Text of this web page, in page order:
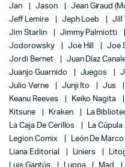
Jan
Jason Jean Giraud
Jeff Lemire
Jeph Loeb Jill
Jim Starlin
Jimmy Palmiotti
Jodorowsky
Joe Hill Joe
Jordi Bernet
Juan Díaz
Juanjo Guarnido
Juegos
Julio Verne
Junji Ito Jus
Keanu Reeves
Keiko Nagita
Kitsune
Kraken
La
La Caja De Cerillos
La Cúpula
Legion Comix
León De Marco
Liana Editorial
Liniers